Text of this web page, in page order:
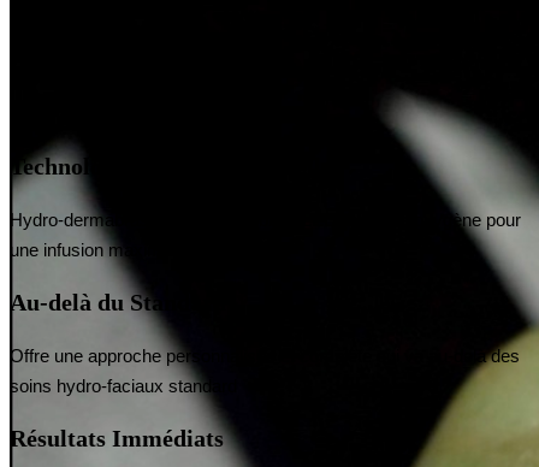
Technologie Multifonctionnelle
Hydro-dermabrasion, Skin Scrubber, LED et Gun à oxygène pour
une infusion maximale des actifs
Au-delà du Standard
Offre une approche personnalisée et complète qui va au-delà des
soins hydro-faciaux standard
Résultats Immédiats